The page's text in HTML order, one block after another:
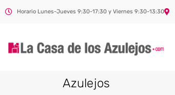
Horario Lunes-Jueves 9:30-17:30 y Viernes 9:30-13:30
Azulejos